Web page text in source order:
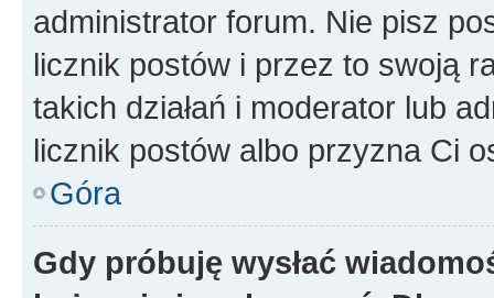
administrator forum. Nie pisz
licznik postów i przez to swoją
takich działań i moderator lub
licznik postów albo przyzna Ci
Góra
Gdy próbuję wysłać